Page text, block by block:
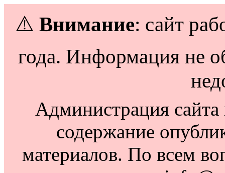
⚠️ Внимание: сайт
года. Информация не
Администрация сайта
содержание
материалов. По всем